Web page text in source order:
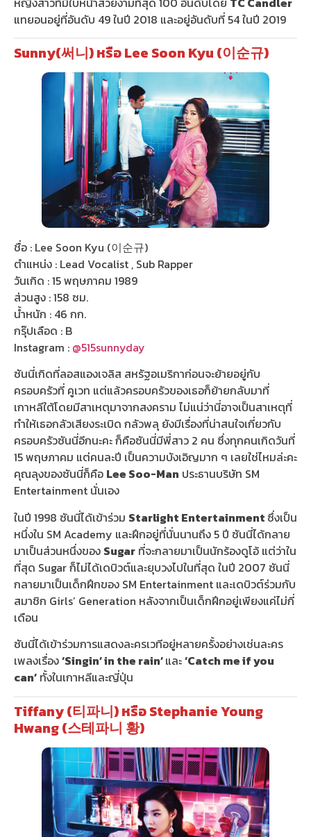
แทยอนอยู่ที่อันดับ 49 ในปี 2018 และอยู่อันดับที่ 54 ในปี 2019
Sunny(써니) หรือ Lee Soon Kyu (이순규)
ชื่อ : Lee Soon Kyu (이순규)
ตำแหน่ง : Lead Vocalist , Sub Rapper
วันเกิด : 15 พฤษภาคม 1989
ส่วนสูง : 158 ซม.
น้ำหนัก : 46 กก.
กรุ๊ปเลือด : B
Instagram : @515sunnyday
ซันนี่เกิดที่ลอสแองเจลิส สหรัฐอเมริกาก่อนจะย้ายอยู่กับ
ครอบครัวที่ คูเวท แต่แล้วครอบครัวของเธอก็ย้ายกลับมาที่
เกาหลีใต้โดยมีสาเหตุมาจากสงคราม ไม่แน่ว่านี่อาจเป็นสาเหตุที่
ทำให้เธอกลัวเสียงระเบิด กลัวพลุ ยังมีเรื่องที่น่าสนใจเกี่ยวกับ
ครอบครัวซันนี่อีกนะคะ ก็คือซันนี่มีพี่สาว 2 คน ซึ่งทุกคนเกิดวันที่
15 พฤษภาคม แต่คนละปี เป็นความบังเอิญมาก ๆ เลยใช่ไหมล่ะคะ
คุณลุงของซันนี่ก็คือ Lee Soo-Man ประธานบริษัท SM
Entertainment นั่นเอง
ในปี 1998 ซันนี่ได้เข้าร่วม Starlight Entertainment ซึ่งเป็น
หนึ่งใน SM Academy และฝึกอยู่ที่นั่นนานถึง 5 ปี ซันนี่ได้กลาย
มาเป็นส่วนหนึ่งของ Sugar ที่จะกลายมาเป็นนักร้องดูโอ้ แต่ว่าใน
ที่สุด Sugar ก็ไม่ได้เดบิวต์และยุบวงไปในที่สุด ในปี 2007 ซันนี่
กลายมาเป็นเด็กฝึกของ SM Entertainment และเดบิวต์ร่วมกับ
สมาชิก Girls’ Generation หลังจากเป็นเด็กฝึกอยู่เพียงแค่ไม่กี่
เดือน
ซันนี่ได้เข้าร่วมการแสดงละครเวทีอยู่หลายครั้งอย่างเช่นละคร
เพลงเรื่อง‘Singin’ in the rain’และ‘Catch me if you
can’ ทั้งในเกาหลีและญี่ปุ่น
Tiffany (티파니) หรือ Stephanie Young
Hwang (스테파니 황)